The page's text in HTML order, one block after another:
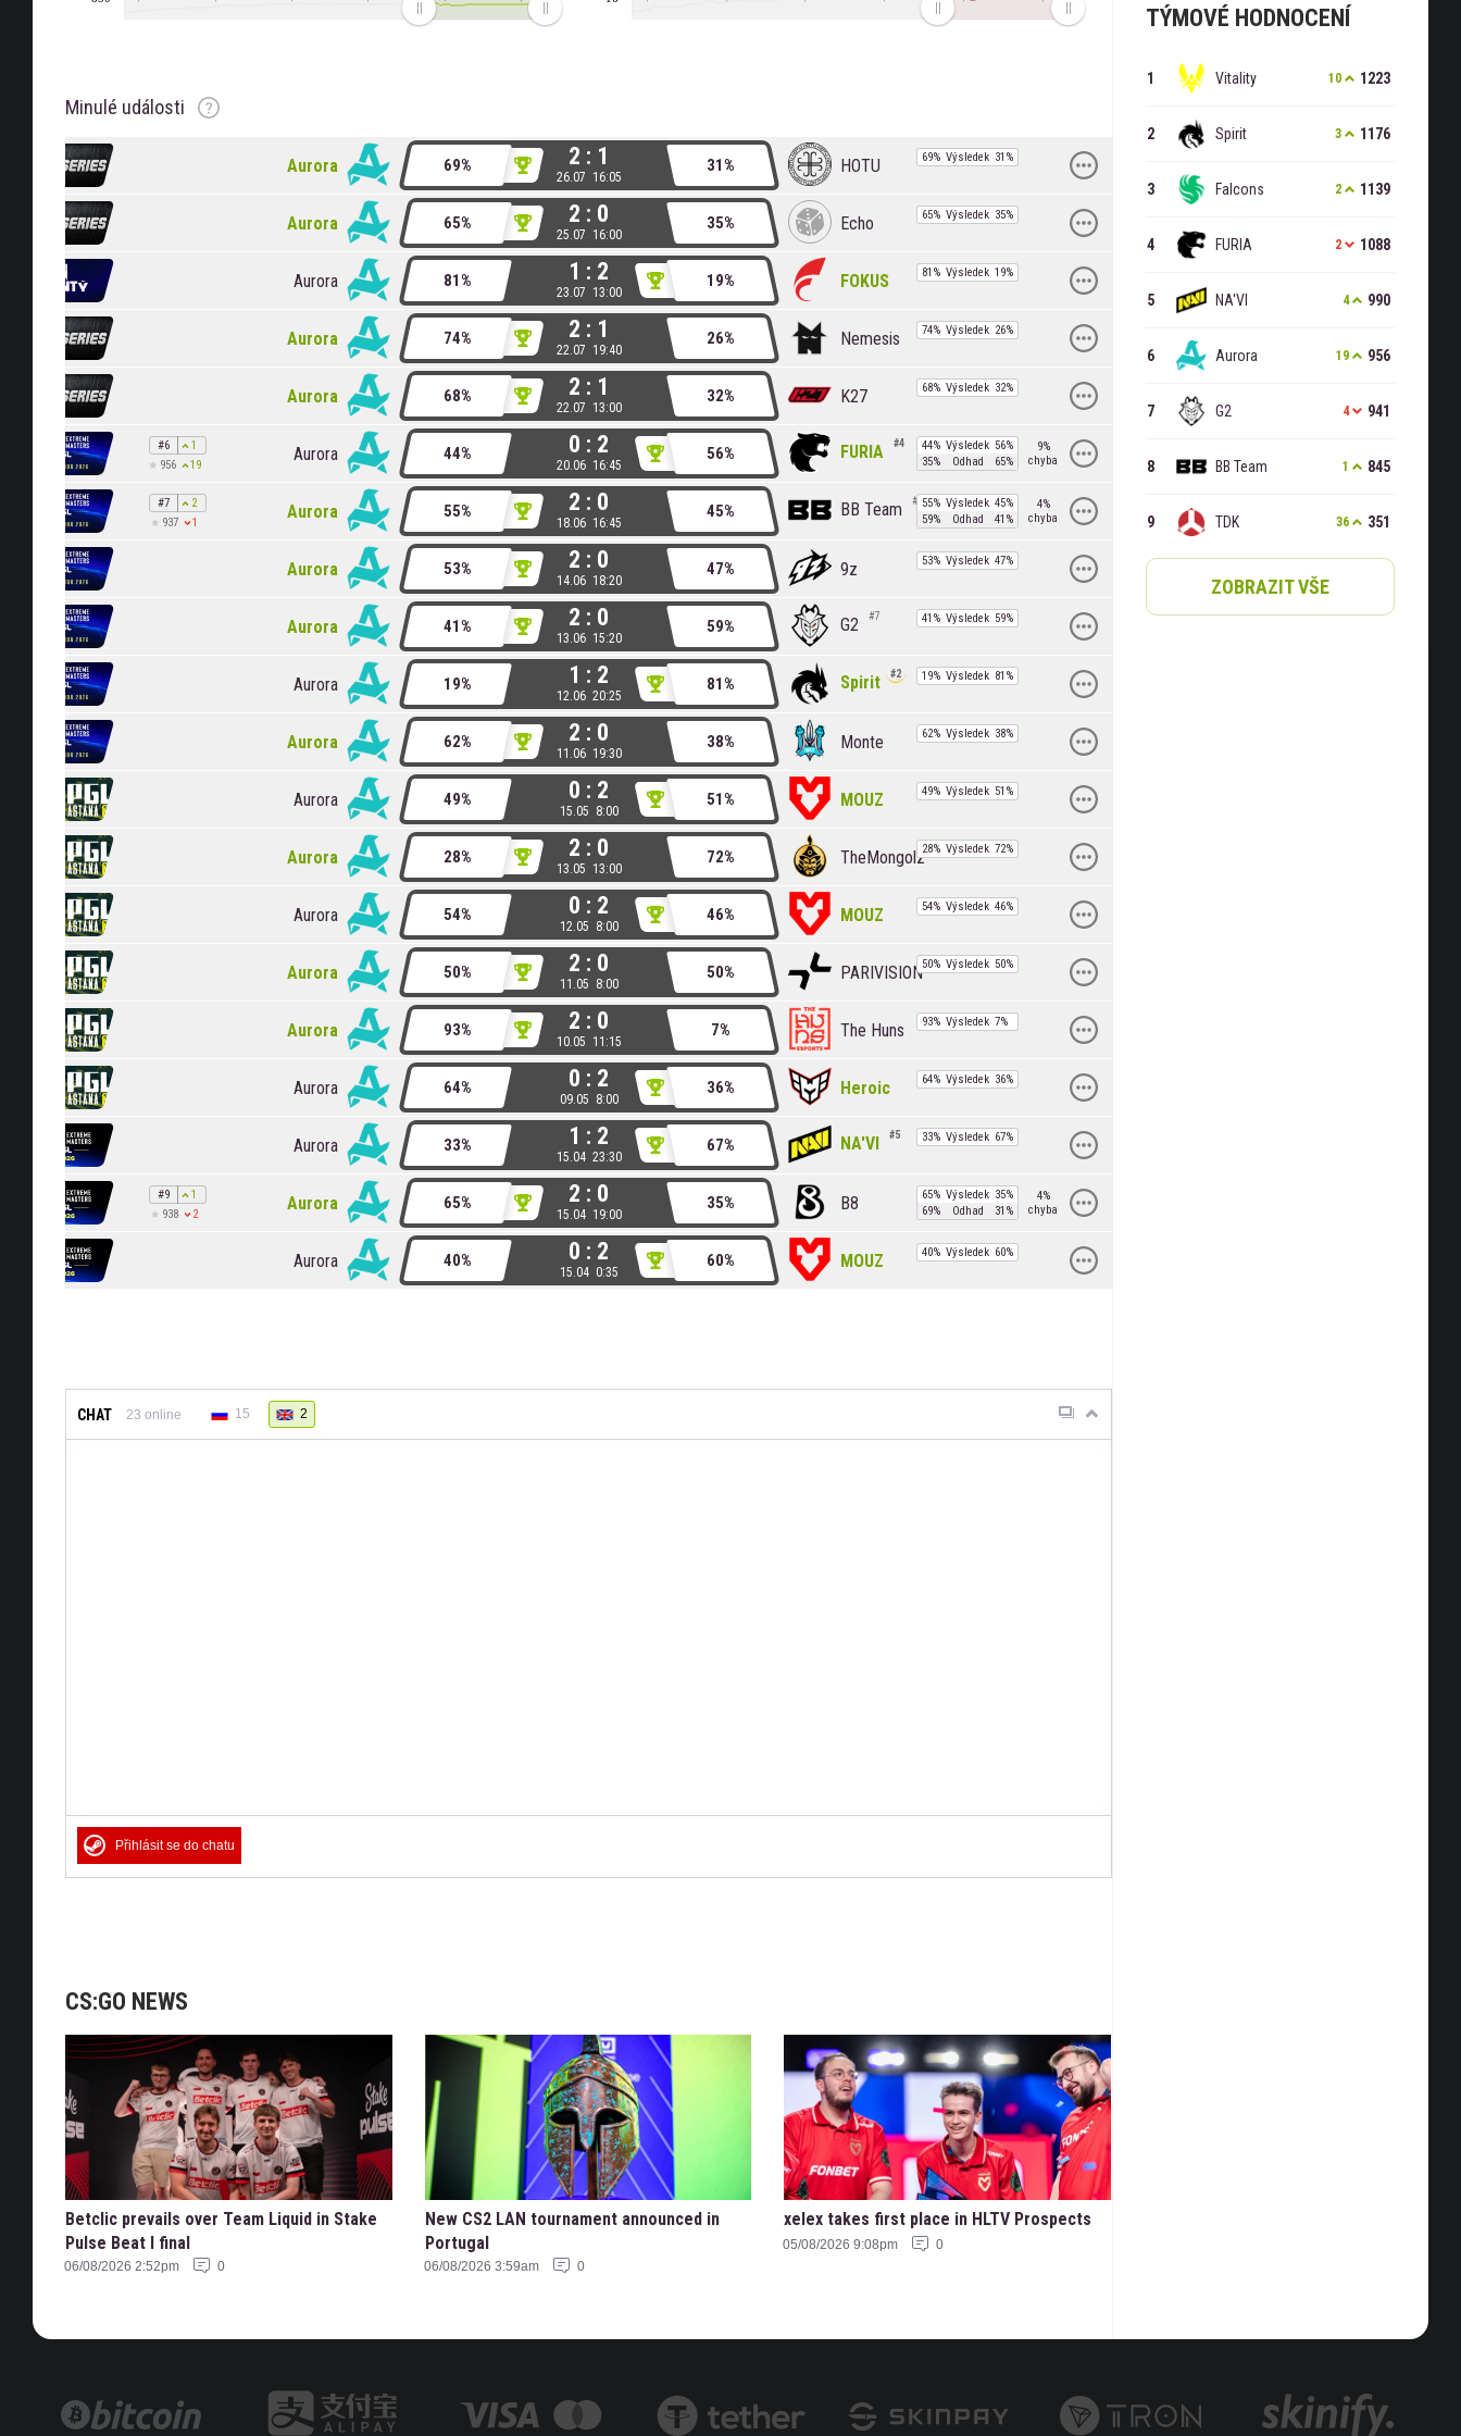
TÝMOVÉ HODNOCENÍ
Vitality 10 1223
Spirit 3 1176
Falcons 2 1139
FURIA 2 1088
NA'VI 4 990
Aurora 19 956
G2 4 941
BB Team 1 845
TDK 36 351
ZOBRAZIT VŠE
Minulé události
Aurora 69% 2 : 1
26.07 16:05
31% HOTU 69% Výsledek 31%
Aurora 65% 2 : 0
25.07 16:00
35% Echo 65% Výsledek 35%
Aurora 81% 1 : 2
23.07 13:00
19% FOKUS 81% Výsledek 19%
Aurora 74% 2 : 1
22.07 19:40
26% Nemesis 74% Výsledek 26%
Aurora 68% 2 : 1
22.07 13:00
32% K27 68% Výsledek 32%
#6
1
956
19
Aurora 44% 0 : 2
20.06 16:45
56% FURIA 4 44% Výsledek 56%
35%
Odhad 65%
9%
chyba
#7
2
937
1
Aurora 55% 2 : 0
18.06 16:45
45% BB Team 55% Výsledek 45%
59%
Odhad 41%
4%
chyba
Aurora 53% 2 : 0
14.06 18:20
47% 9z 53% Výsledek 47%
Aurora 41% 2 : 0
13.06 15:20
59% G2 7 41% Výsledek 59%
Aurora 19% 1 : 2
12.06 20:25
81% Spirit 2 19% Výsledek 81%
Aurora 62% 2 : 0
11.06 19:30
38% Monte 62% Výsledek 38%
Aurora 49% 0 : 2
15.05 8:00
51% MOUZ 49% Výsledek 51%
Aurora 28% 2 : 0
13.05 13:00
72% TheMongolz28% Výsledek 72%
Aurora 54% 0 : 2
12.05 8:00
46% MOUZ 54% Výsledek 46%
Aurora 50% 2 : 0
11.05 8:00
50% PARIVISION50% Výsledek 50%
Aurora 93% 2 : 0
10.05 11:15
7% The Huns 93% Výsledek 7%
Aurora 64% 0 : 2
09.05 8:00
36% Heroic 64% Výsledek 36%
Aurora 33% 1 : 2
15.04 23:30
67% NA'VI 5 33% Výsledek 67%
#9
1
938
2
Aurora 65% 2 : 0
15.04 19:00
35% B8 65% Výsledek 35%
69%
Odhad 31%
4%
chyba
Aurora 40% 0 : 2
15.04 0:35
60% MOUZ 40% Výsledek 60%
CHAT 23 online 15 2
Přihlásit se do chatu
CS:GO NEWS
Betclic prevails over Team Liquid in Stake
Pulse Beat I final
06/08/2026 2:52pm 0
New CS2 LAN tournament announced in
Portugal
06/08/2026 3:59am 0
xelex⁠ takes first place in HLTV Prospects
05/08/2026 9:08pm 0